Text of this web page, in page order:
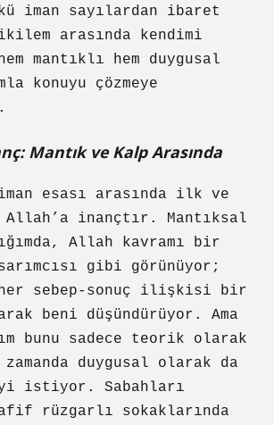
iman sayılardan ibaret
arasında kendimi
mantıklı hem duygusal
konuyu çözmeye
Mantık ve Kalp Arasında
esası arasında ilk ve
Allah’a inançtır. Mantıksal
Allah kavramı bir
gibi görünüyor;
sebep-sonuç ilişkisi bir
beni düşündürüyor. Ama
bunu sadece teorik olarak
duygusal olarak da
istiyor. Sabahları
rüzgarlı sokaklarında